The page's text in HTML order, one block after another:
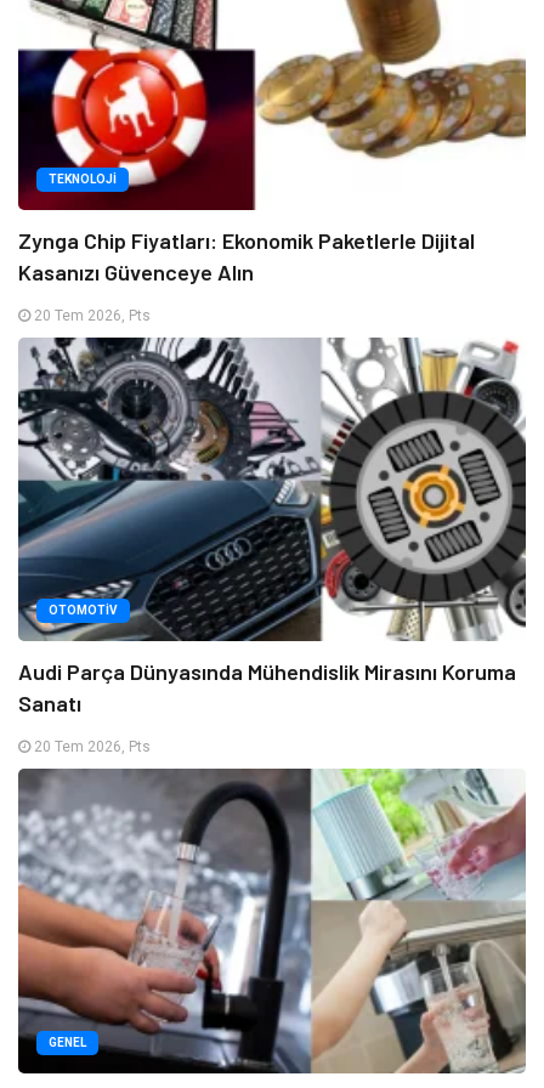
TEKNOLOJI
Zynga Chip Fiyatları: Ekonomik Paketlerle Dijital
Kasanızı Güvenceye Alın
20 Tem 2026, Pts
OTOMOTIV
Audi Parça Dünyasında Mühendislik Mirasını Koruma
Sanatı
20 Tem 2026, Pts
GENEL